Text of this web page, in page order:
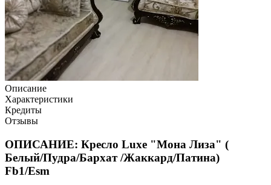
Описание
Характеристики
Кредиты
Отзывы
ОПИСАНИЕ: Кресло Luxe "Мона Лиза" (
Белый/Пудра/Бархат /Жаккард/Патина)
Fb1/Esm